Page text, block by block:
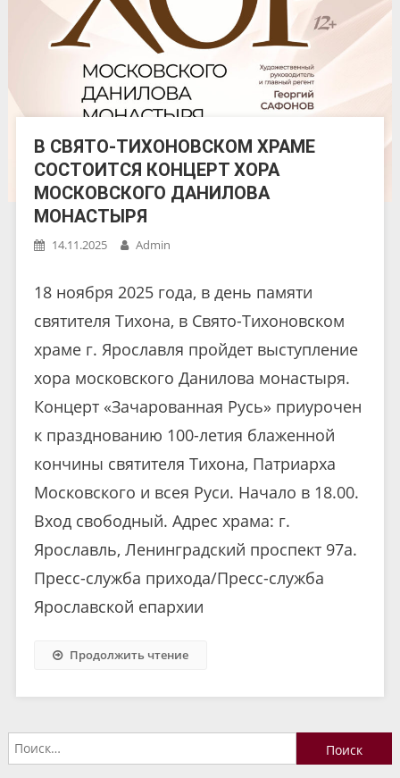
В СВЯТО-ТИХОНОВСКОМ ХРАМЕ
СОСТОИТСЯ КОНЦЕРТ ХОРА
МОСКОВСКОГО ДАНИЛОВА
МОНАСТЫРЯ
14.11.2025 Admin
18 ноября 2025 года, в день памяти
святителя Тихона, в Свято-Тихоновском
храме г. Ярославля пройдет выступление
хора московского Данилова монастыря.
Концерт «Зачарованная Русь» приурочен
к празднованию 100-летия блаженной
кончины святителя Тихона, Патриарха
Московского и всея Руси. Начало в 18.00.
Вход свободный. Адрес храма: г.
Ярославль, Ленинградский проспект 97а.
Пресс-служба прихода/Пресс-служба
Ярославской епархии
Продолжить чтение
Найти: